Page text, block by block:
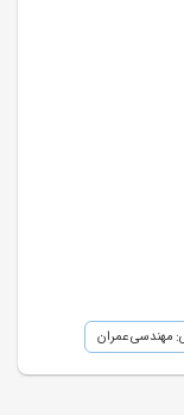
مهندسی عمران